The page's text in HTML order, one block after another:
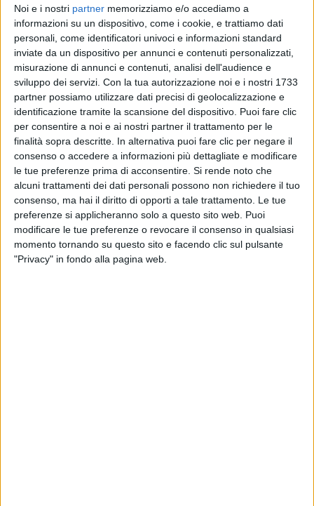
Noi e i nostri partner memorizziamo e/o accediamo a
informazioni su un dispositivo, come i cookie, e trattiamo dati
personali, come identificatori univoci e informazioni standard
inviate da un dispositivo per annunci e contenuti personalizzati,
misurazione di annunci e contenuti, analisi dell'audience e
sviluppo dei servizi. Con la tua autorizzazione noi e i nostri 1733
partner possiamo utilizzare dati precisi di geolocalizzazione e
identificazione tramite la scansione del dispositivo. Puoi fare clic
per consentire a noi e ai nostri partner il trattamento per le
finalità sopra descritte. In alternativa puoi fare clic per negare il
consenso o accedere a informazioni più dettagliate e modificare
le tue preferenze prima di acconsentire. Si rende noto che
alcuni trattamenti dei dati personali possono non richiedere il tuo
consenso, ma hai il diritto di opporti a tale trattamento. Le tue
preferenze si applicheranno solo a questo sito web. Puoi
modificare le tue preferenze o revocare il consenso in qualsiasi
momento tornando su questo sito e facendo clic sul pulsante
"Privacy" in fondo alla pagina web.
Visualizza questo post su Instagram
Un post condiviso da Giuliano Sangiorgi (@giulianosangiorgi_official)